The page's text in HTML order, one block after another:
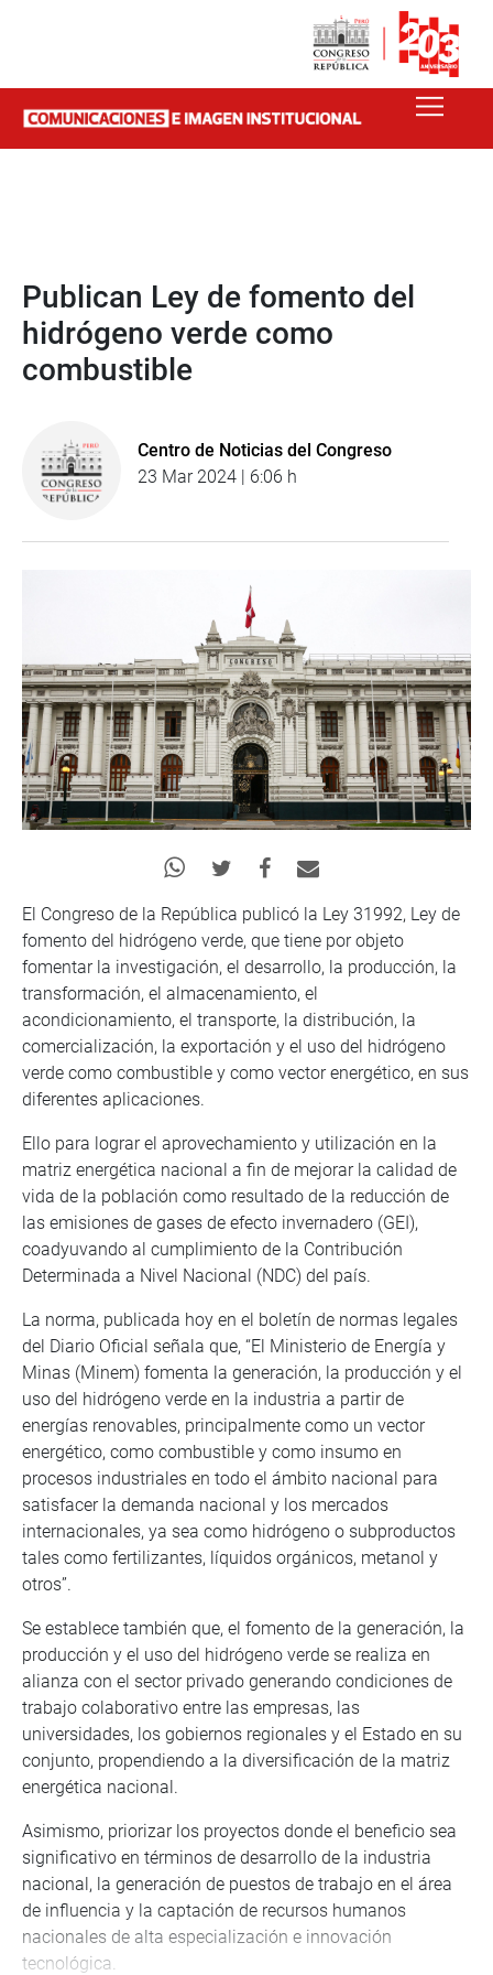
Publican Ley de fomento del
hidrógeno verde como
combustible
Centro de Noticias del Congreso
23 Mar 2024 | 6:06 h
El Congreso de la República publicó la Ley 31992, Ley de
fomento del hidrógeno verde, que tiene por objeto
fomentar la investigación, el desarrollo, la producción, la
transformación, el almacenamiento, el
acondicionamiento, el transporte, la distribución, la
comercialización, la exportación y el uso del hidrógeno
verde como combustible y como vector energético, en sus
diferentes aplicaciones.
Ello para lograr el aprovechamiento y utilización en la
matriz energética nacional a fin de mejorar la calidad de
vida de la población como resultado de la reducción de
las emisiones de gases de efecto invernadero (GEI),
coadyuvando al cumplimiento de la Contribución
Determinada a Nivel Nacional (NDC) del país.
La norma, publicada hoy en el boletín de normas legales
del Diario Oficial señala que, “El Ministerio de Energía y
Minas (Minem) fomenta la generación, la producción y el
uso del hidrógeno verde en la industria a partir de
energías renovables, principalmente como un vector
energético, como combustible y como insumo en
procesos industriales en todo el ámbito nacional para
satisfacer la demanda nacional y los mercados
internacionales, ya sea como hidrógeno o subproductos
tales como fertilizantes, líquidos orgánicos, metanol y
otros”.
Se establece también que, el fomento de la generación, la
producción y el uso del hidrógeno verde se realiza en
alianza con el sector privado generando condiciones de
trabajo colaborativo entre las empresas, las
universidades, los gobiernos regionales y el Estado en su
conjunto, propendiendo a la diversificación de la matriz
energética nacional.
Asimismo, priorizar los proyectos donde el beneficio sea
significativo en términos de desarrollo de la industria
nacional, la generación de puestos de trabajo en el área
de influencia y la captación de recursos humanos
nacionales de alta especialización e innovación
tecnológica.